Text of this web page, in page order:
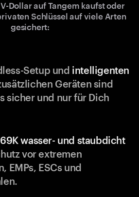
Dollar auf Tangem kaufst oder
Schlüssel auf viele Arten
gesichert:
Setup und intelligenten
Geräten sind
sicher und nur für Dich
wasser- und staubdicht
vor extremen
EMPs, ESCs und